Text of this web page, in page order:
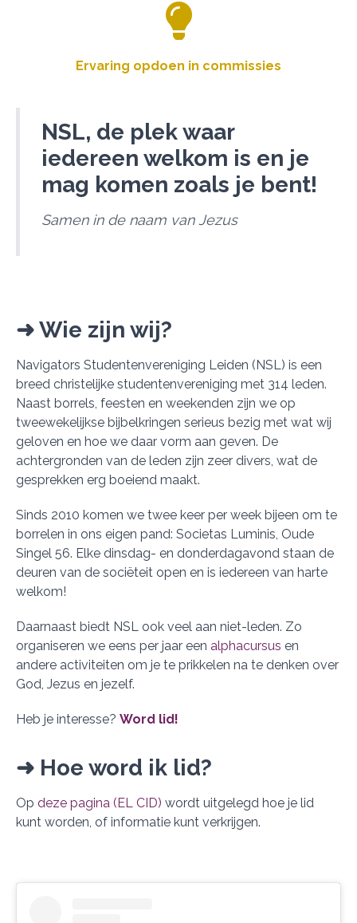
Ervaring opdoen in commissies
NSL, de plek waar
iedereen welkom is en je
mag komen zoals je bent!
Samen in de naam van Jezus
➜ Wie zijn wij?
Navigators Studentenvereniging Leiden (NSL) is een
breed christelijke studentenvereniging met 314 leden.
Naast borrels, feesten en weekenden zijn we op
tweewekelijkse bijbelkringen serieus bezig met wat wij
geloven en hoe we daar vorm aan geven. De
achtergronden van de leden zijn zeer divers, wat de
gesprekken erg boeiend maakt.
Sinds 2010 komen we twee keer per week bijeen om te
borrelen in ons eigen pand: Societas Luminis, Oude
Singel 56. Elke dinsdag- en donderdagavond staan de
deuren van de sociëteit open en is iedereen van harte
welkom!
Daarnaast biedt NSL ook veel aan niet-leden. Zo
organiseren we eens per jaar een alphacursus en
andere activiteiten om je te prikkelen na te denken over
God, Jezus en jezelf.
Heb je interesse? Word lid!
➜ Hoe word ik lid?
Op deze pagina (EL CID) wordt uitgelegd hoe je lid
kunt worden, of informatie kunt verkrijgen.